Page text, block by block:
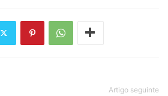
Artigo seguinte